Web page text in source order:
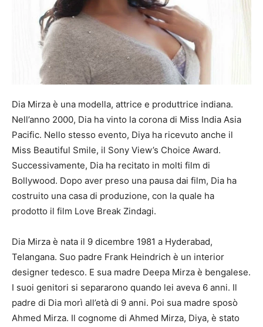
Dia Mirza è una modella, attrice e produttrice indiana.
Nell’anno 2000, Dia ha vinto la corona di Miss India Asia
Pacific. Nello stesso evento, Diya ha ricevuto anche il
Miss Beautiful Smile, il Sony View’s Choice Award.
Successivamente, Dia ha recitato in molti film di
Bollywood. Dopo aver preso una pausa dai film, Dia ha
costruito una casa di produzione, con la quale ha
prodotto il film Love Break Zindagi.
Dia Mirza è nata il 9 dicembre 1981 a Hyderabad,
Telangana. Suo padre Frank Heindrich è un interior
designer tedesco. E sua madre Deepa Mirza è bengalese.
I suoi genitori si separarono quando lei aveva 6 anni. Il
padre di Dia morì all’età di 9 anni. Poi sua madre sposò
Ahmed Mirza. Il cognome di Ahmed Mirza, Diya, è stato